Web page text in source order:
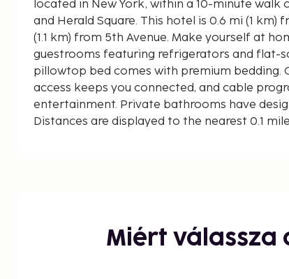
located in New York, within a 10-minute walk
and Herald Square. This hotel is 0.6 mi (1 km) from Times Square and 0.7 mi
(1.1 km) from 5th Avenue. Make yourself at
guestrooms featuring refrigerators and flat-
pillowtop bed comes with premium bedding.
access keeps you connected, and cable
entertainment. Private bathrooms have
Distances are displayed to the nearest 0.1
Jacob K. Javits Convention Center - 0.8 km /
Broadway - 0.9 km / 0.6 mi
Miért válassza